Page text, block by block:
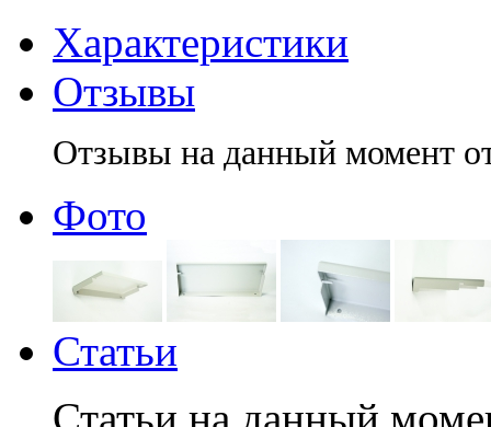
Характеристики
Отзывы
Отзывы на данный момент
Фото
Статьи
Статьи на данный